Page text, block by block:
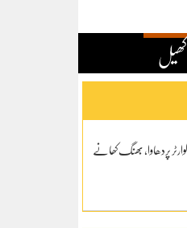
کھیل
پردھاوا، بھنگ کھانے